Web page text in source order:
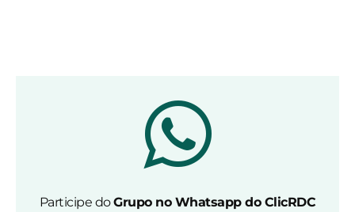
Participe doGrupo no Whatsapp do ClicRDC